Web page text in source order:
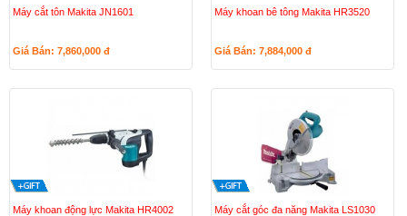
Máy cắt tôn Makita JN1601
Giá Bán: 7,860,000 đ
Máy khoan bê tông Makita HR3520
Giá Bán: 7,884,000 đ
Máy khoan động lực Makita HR4002 Máy cắt góc đa năng Makita LS1030